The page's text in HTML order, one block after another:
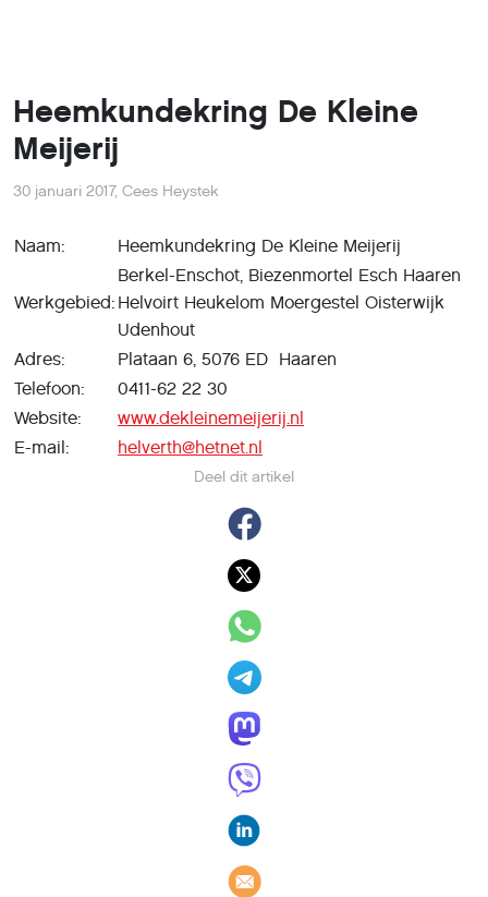
Heemkundekring De Kleine
Meijerij
Deel dit artikel
30 januari 2017, Cees Heystek
Naam: Heemkundekring De Kleine Meijerij
Werkgebied:
Berkel-Enschot, Biezenmortel Esch Haaren
Helvoirt Heukelom Moergestel Oisterwijk
Udenhout
Adres:
Plataan 6, 5076 ED Haaren
Telefoon:
0411-62 22 30
Website:
www.dekleinemeijerij.nl
E-mail:
helverth@hetnet.nl